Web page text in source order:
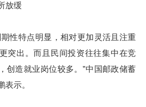
放缓
特点明显，相对更加灵活且注重
突出。而且民间投资往往集中在竞
创造就业岗位较多。”中国邮政储蓄
示。